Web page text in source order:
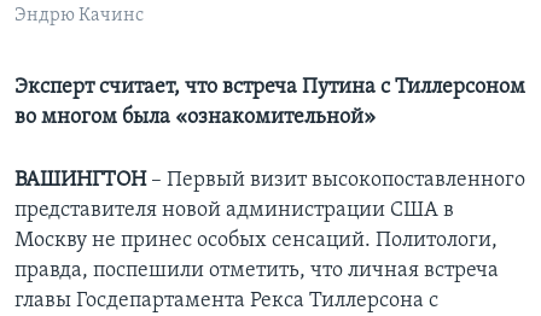
Эндрю Качинс
Эксперт считает, что встреча Путина с Тиллерсоном
во многом была «ознакомительной»
ВАШИНГТОН – Первый визит высокопоставленного
представителя новой администрации США в
Москву не принес особых сенсаций. Политологи,
правда, поспешили отметить, что личная встреча
главы Госдепартамента Рекса Тиллерсона с